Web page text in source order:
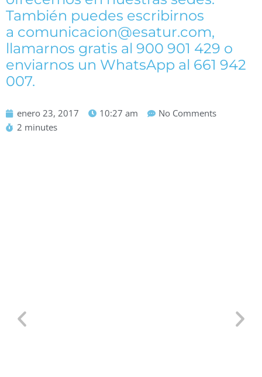
También puedes escribirnos
a comunicacion@esatur.com,
llamarnos gratis al 900 901 429 o
enviarnos un WhatsApp al 661 942
007.
enero 23, 2017 10:27 am
No Comments
2 minutes
Defensa Personal para TCP: